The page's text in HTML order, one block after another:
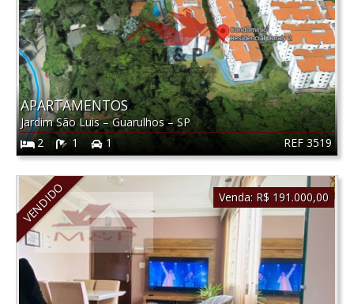
REF 3519
APARTAMENTOS
Jardim São Luis–Guarulhos–SP
2
1 1
VENDIDO Venda: R$ 191.000,00